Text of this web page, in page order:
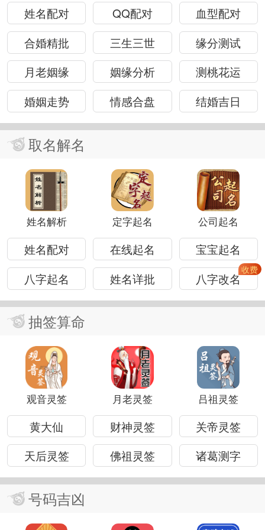
姓名配对 QQ配对
血型配对
合婚精批
三生三世
缘分测试
月老姻缘
姻缘分析
测桃花运
婚姻走势
情感合盘 结婚吉日
取名解名
姓名解析 定字起名 公司起名
姓名配对 在线起名
宝宝起名
八字起名
姓名详批 八字改名
抽签算命
观音灵签 月老灵签 吕祖灵签
黄大仙 财神灵签
关帝灵签
天后灵签
佛祖灵签 诸葛测字
号码吉凶